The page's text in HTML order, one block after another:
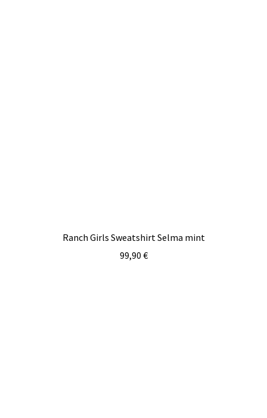
Ranch Girls Sweatshirt Selma mint
99,90 €